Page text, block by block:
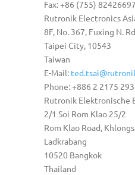
Fax: +86 (755) 82426697
Rutronik Electronics
8F, No. 367, Fuxing N.
Taipei City, 10543
Taiwan
E-Mail:
Phone: +886 2 2175
Rutronik Elektronische
2/1 Soi Rom Klao 25/2
Rom Klao Road,
Ladkrabang
10520 Bangkok
Thailand